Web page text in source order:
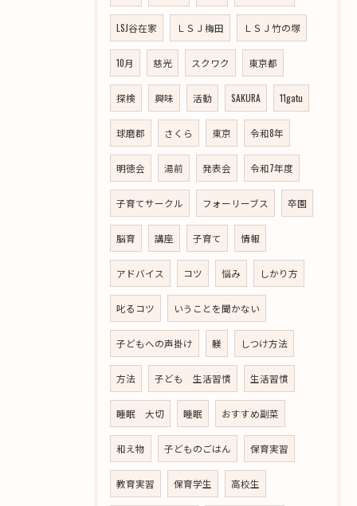
LSJ谷在家 ＬＳＪ梅田 ＬＳＪ竹の塚
10月 慈光 スクワク 東京都
探検 興味 活動 SAKURA 11gatu
球磨郡 さくら 東京 令和8年
明徳会 湯前 発表会 令和7年度
子育てサークル フォーリーブス 卒園
脳育 講座 子育て 情報
アドバイス コツ 悩み しかり方
叱るコツ いうことを聞かない
子どもへの声掛け 躾 しつけ方法
方法 子ども 生活習慣 生活習慣
睡眠 大切 睡眠 おすすめ副菜
和え物 子どものごはん 保育実習
教育実習 保育学生 高校生